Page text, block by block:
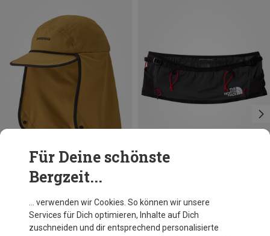
Du sparst 18%
The North Face
Summit Run Hüfttasche
40,69 €
Für Deine schönste
Bergzeit...
… verwenden wir Cookies. So können wir unsere
Services für Dich optimieren, Inhalte auf Dich
zuschneiden und dir entsprechend personalisierte